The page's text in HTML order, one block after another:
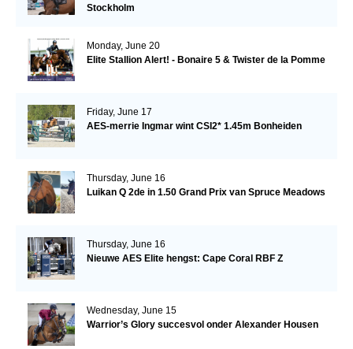
Stockholm
Monday, June 20
Elite Stallion Alert! - Bonaire 5 & Twister de la Pomme
Friday, June 17
AES-merrie Ingmar wint CSI2* 1.45m Bonheiden
Thursday, June 16
Luikan Q 2de in 1.50 Grand Prix van Spruce Meadows
Thursday, June 16
Nieuwe AES Elite hengst: Cape Coral RBF Z
Wednesday, June 15
Warrior’s Glory succesvol onder Alexander Housen